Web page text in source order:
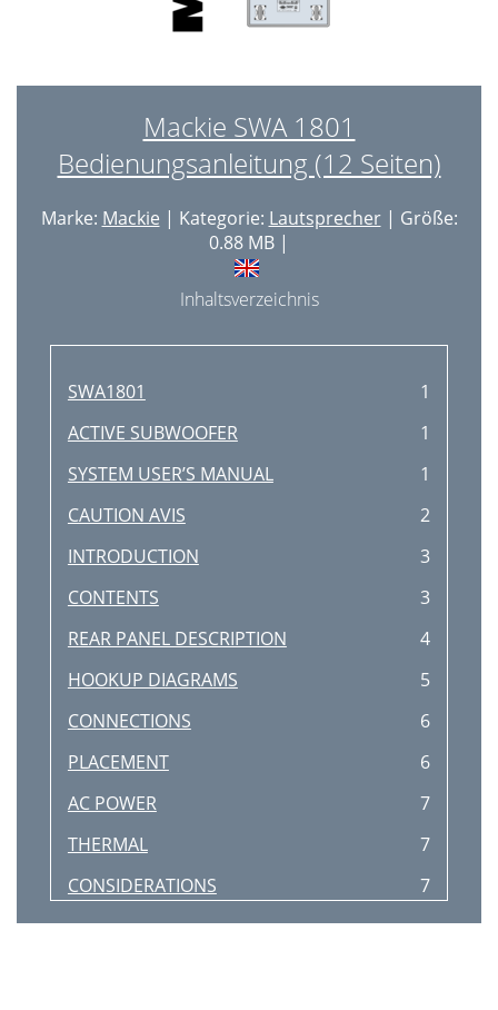
Mackie SWA 1801
Bedienungsanleitung (12 Seiten)
Marke: Mackie | Kategorie: Lautsprecher| Größe:
0.88 MB |
Inhaltsverzeichnis
SWA1801
1
ACTIVE SUBWOOFER
1
SYSTEM USER’S MANUAL
1
CAUTION AVIS
2
INTRODUCTION
3
CONTENTS
3
REAR PANEL DESCRIPTION
4
HOOKUP DIAGRAMS
5
CONNECTIONS
6
PLACEMENT
6
AC POWER
7
THERMAL
7
CONSIDERATIONS
7
SERVICE INFORMATION
7